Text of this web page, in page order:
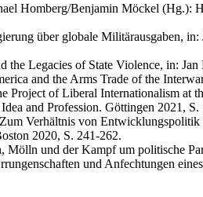
Homberg/Benjamin Möckel
über globale Militärausgaben,
Legacies of State Violence, in:
and the Arms Trade of the
Project of Liberal Internationalism
and Profession. Göttingen 2021, S.
Verhältnis von
2020, S. 241-262.
Mölln und der Kampf um politische
und Anfechtungen